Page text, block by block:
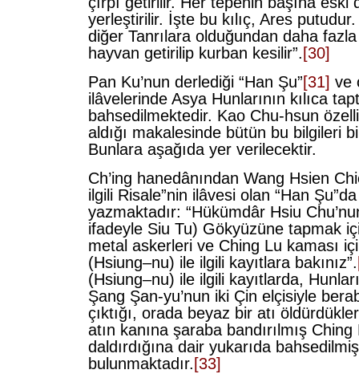
yerleştirilir. İşte bu kılıç, Ares putudur.
diğer Tanrılara olduğundan daha
hayvan getirilip kurban kesilir”. [30]
Pan Ku’nun derlediği “Han Şu”[31] ve
ilâvelerinde Asya Hunlarının kılıca
bahsedilmektedir. Kao Chu-hsun
aldığı makalesinde bütün bu bilgileri
Bunlara aşağıda yer verilecektir.
Ch’ing hanedânından Wang Hsien
ilgili Risale”nin ilâvesi olan “Han
yazmaktadır: “Hükümdâr Hsiu
ifadeyle Siu Tu) Gökyüzüne tapmak
metal askerleri ve Ching Lu kaması
(Hsiung–nu) ile ilgili kayıtlara bakınız”.
(Hsiung–nu) ile ilgili kayıtlarda,
Şang Şan-yu’nun iki Çin elçisiyle
çıktığı, orada beyaz bir atı
atın kanına şaraba bandırılmış Ching
daldırdığına dair yukarıda
bulunmaktadır. [33]